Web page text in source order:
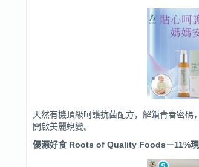
天然有機頂級呵護抗菌配方，解鎖青春密碼
開啟美麗蛻變。
優源好食 Roots of Quality Foods－11%